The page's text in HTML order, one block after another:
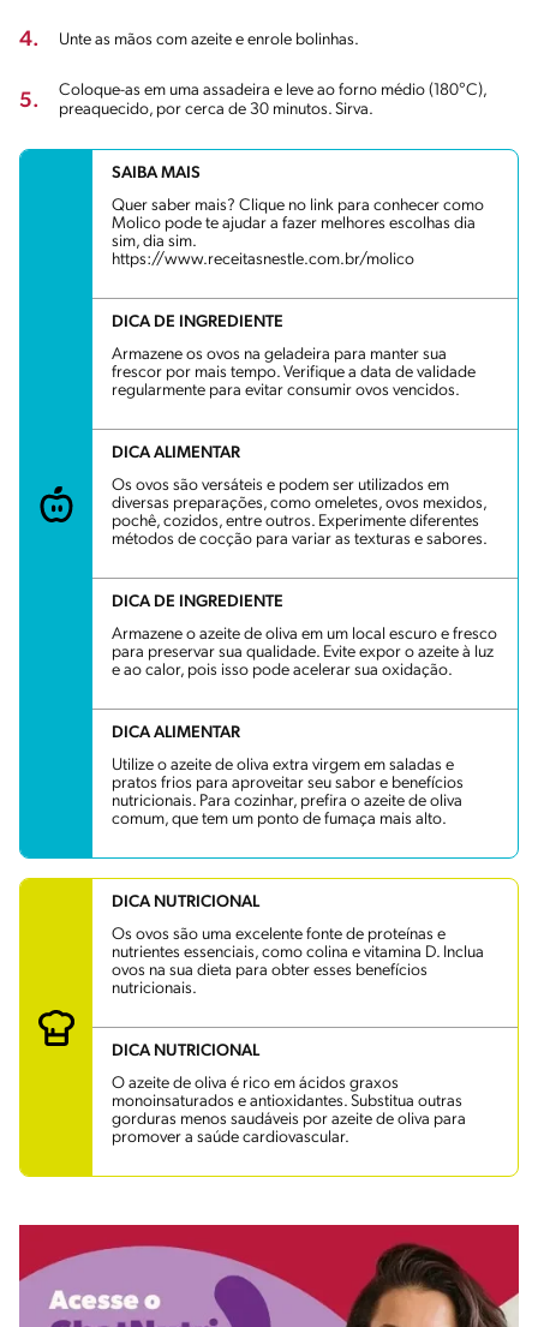
4. Unte as mãos com azeite e enrole bolinhas.
5.
Coloque-as em uma assadeira e leve ao forno médio (180°C),
preaquecido, por cerca de 30 minutos. Sirva.
SAIBA MAIS
Quer saber mais? Clique no link para conhecer como
Molico pode te ajudar a fazer melhores escolhas dia
sim, dia sim.
https://www.receitasnestle.com.br/molico
DICA DE INGREDIENTE
Armazene os ovos na geladeira para manter sua
frescor por mais tempo. Verifique a data de validade
regularmente para evitar consumir ovos vencidos.
DICA ALIMENTAR
Os ovos são versáteis e podem ser utilizados em
diversas preparações, como omeletes, ovos mexidos,
pochê, cozidos, entre outros. Experimente diferentes
métodos de cocção para variar as texturas e sabores.
DICA DE INGREDIENTE
Armazene o azeite de oliva em um local escuro e fresco
para preservar sua qualidade. Evite expor o azeite à luz
e ao calor, pois isso pode acelerar sua oxidação.
DICA ALIMENTAR
Utilize o azeite de oliva extra virgem em saladas e
pratos frios para aproveitar seu sabor e benefícios
nutricionais. Para cozinhar, prefira o azeite de oliva
comum, que tem um ponto de fumaça mais alto.
DICA NUTRICIONAL
Os ovos são uma excelente fonte de proteínas e
nutrientes essenciais, como colina e vitamina D. Inclua
ovos na sua dieta para obter esses benefícios
nutricionais.
DICA NUTRICIONAL
O azeite de oliva é rico em ácidos graxos
monoinsaturados e antioxidantes. Substitua outras
gorduras menos saudáveis por azeite de oliva para
promover a saúde cardiovascular.